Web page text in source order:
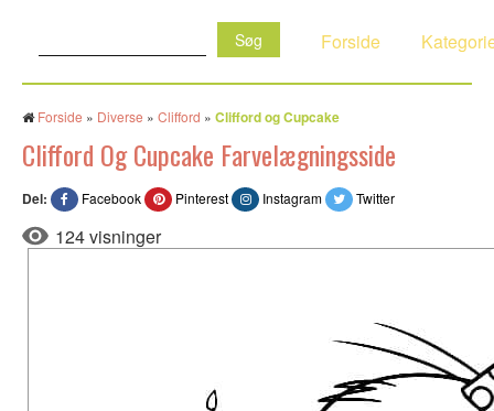
Forside
Forside » Diverse » Clifford » Clifford og Cupcake
Clifford Og Cupcake Farvelægningsside
Del: Facebook Pinterest Instagram Twitter
124 visninger